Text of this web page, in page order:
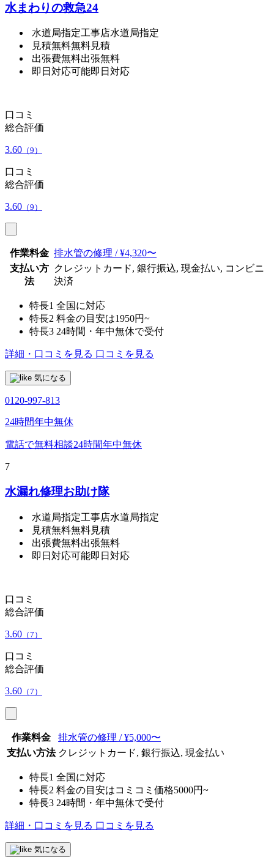
水まわりの救急24
水道局指定工事店水道局指定
見積無料無料見積
出張費無料出張無料
即日対応可能即日対応
口コミ
総合評価
3.60 （9）
口コミ
総合評価
3.60 （9）
作業料金 排水管の修理 / ¥4,320〜
支払い方
法
クレジットカード, 銀行振込, 現金払い, コンビニ
決済
特長1 全国に対応
特長2 料金の目安は1950円~
特長3 24時間・年中無休で受付
詳細・口コミを見る 口コミを見る
気になる
0120-997-813
24時間年中無休
電話で無料相談24時間年中無休
7
水漏れ修理お助け隊
水道局指定工事店水道局指定
見積無料無料見積
出張費無料出張無料
即日対応可能即日対応
口コミ
総合評価
3.60 （7）
口コミ
総合評価
3.60 （7）
作業料金
排水管の修理 / ¥5,000〜
支払い方法 クレジットカード, 銀行振込, 現金払い
特長1 全国に対応
特長2 料金の目安はコミコミ価格5000円~
特長3 24時間・年中無休で受付
詳細・口コミを見る 口コミを見る
気になる